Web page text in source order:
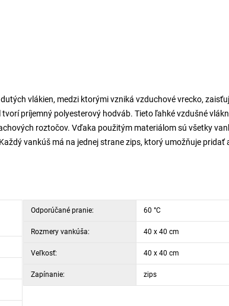
vlákien, medzi ktorými vzniká vzduchové vrecko,
príjemný polyesterový hodváb. Tieto ľahké vzdušné
roztočov. Vďaka použitým materiálom sú všetky
vankúš má na jednej strane zips, ktorý umožňuje pridať
Odporúčané pranie: 60 °C
Rozmery vankúša: 40 x 40 cm
Veľkosť: 40 x 40 cm
Zapínanie: zips